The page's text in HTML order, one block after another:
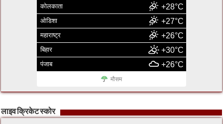
कोलकाता +28°C
ओडिशा +27°C
महाराष्ट्र +26°C
बिहार +30°C
पंजाब +26°C
मौसम
लाइव क्रिकेट स्कोर